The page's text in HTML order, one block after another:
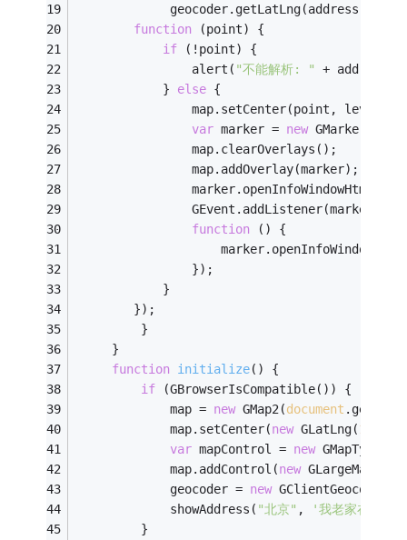
             geocoder.getLatLng(address,
function (point) {
if (!point) {
                alert(
"不能解析: "
+ address);
            }
else {
                map.setCenter(point, level);
var marker = new
                map.clearOverlays();
                map.addOverlay(marker);
                GEvent.addListener(marker,
function ( ) {
                });
            }
        });
         }
     }
function initialize( ) {
if (GBrowserIsCompatible()) {
             map =
new GMap2(document
             map.setCenter(
new GLatLng(
var mapControl = new
             map.addControl(
new
             geocoder =
new
             showAddress(
"北京" , '我老家在这里'
         }